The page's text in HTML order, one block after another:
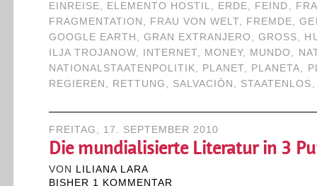
EINREISE, ELEMENTO HOSTIL, ERDE, FEIND ,
FRAGMENTATION , FRAU VON WELT, FREMDE,
GOOGLE EARTH , GRAN EXTRANJERO ,GROSS ,
ILJA TROJANOW, INTERNET, MONEY, MUNDO ,
NATIONALSTAATENPOLITIK, PLANET, PLANETA,
REGIEREN , RETTUNG , SALVACIÓN , STAATENLOS
FREITAG, 17. SEPTEMBER 2010
Die mundialisierte Literatur in 3
VON
LILIANA LARA
BISHER 1 KOMMENTAR